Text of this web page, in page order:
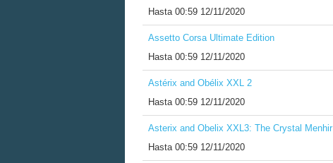
Hasta 00:59 12/11/2020
Assetto Corsa Ultimate Edition
Hasta 00:59 12/11/2020
Astérix and Obélix XXL 2
Hasta 00:59 12/11/2020
Asterix and Obelix XXL3: The Crystal Menhir
Hasta 00:59 12/11/2020